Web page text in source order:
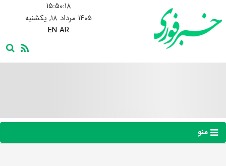
۱۵:۵۰:۱۹
۱۴۰۵ مرداد ۱۸, یکشنبه
EN AR
منو